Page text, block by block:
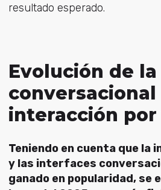
resultado esperado.
Evolución de
conversacional
interacción por
Teniendo en cuenta que la
y las interfaces
ganado en popularidad, se